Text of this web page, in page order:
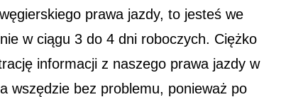
prawa jazdy, to jesteś we
w ciągu 3 do 4 dni roboczych. Ciężko
informacji z naszego prawa jazdy w
wszędzie bez problemu, ponieważ po